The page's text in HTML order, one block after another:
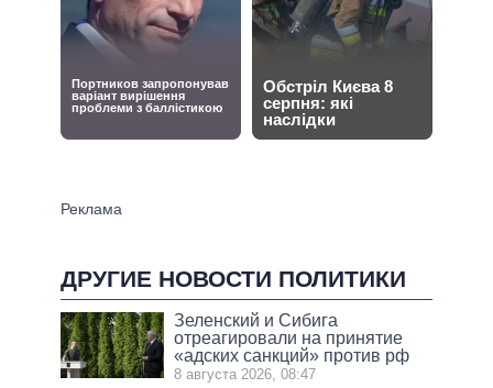
ДРУГИЕ НОВОСТИ ПОЛИТИКИ
Зеленский и Сибига
отреагировали на принятие
«адских санкций» против рф
8 августа 2026, 08:47